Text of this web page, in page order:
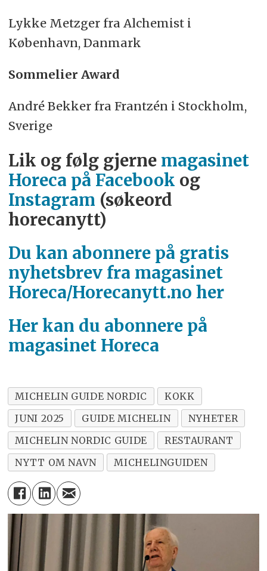
Lykke Metzger fra Alchemist i
København, Danmark
Sommelier Award
André Bekker fra Frantzén i Stockholm,
Sverige
Lik og følg gjerne magasinet
Horeca på Facebook og
Instagram (søkeord
horecanytt)
Du kan abonnere på gratis
nyhetsbrev fra magasinet
Horeca/Horecanytt.no her
Her kan du abonnere på
magasinet Horeca
MICHELIN GUIDE NORDIC
KOKK
JUNI 2025
GUIDE MICHELIN
NYHETER
MICHELIN NORDIC GUIDE
RESTAURANT
NYTT OM NAVN
MICHELINGUIDEN